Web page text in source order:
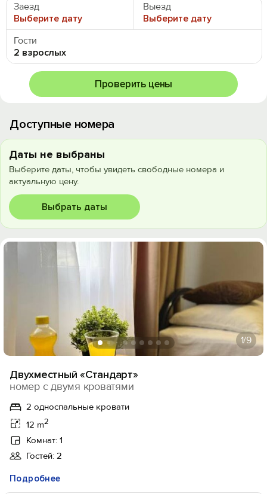
Заезд
Выберите дату
Выезд
Выберите дату
Гости
2 взрослых
Проверить цены
Доступные номера
Даты не выбраны
Выберите даты, чтобы увидеть свободные номера и
актуальную цену.
Выбрать даты
1/9
Двухместный «Стандарт»
номер с двумя кроватями
2 односпальные кровати
12 m2
Комнат: 1
Гостей: 2
Подробнее